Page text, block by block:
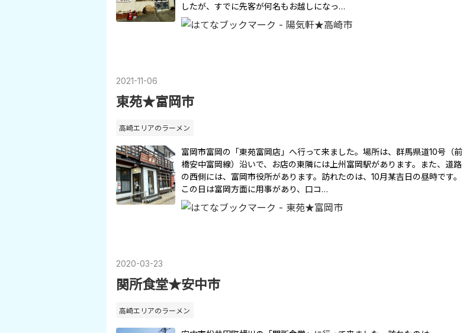
したが、すでに先客が何名もお越しになっ…
2021-11-06
東苑★富岡市
高崎エリアのラーメン
富岡市富岡の「東苑富岡店」へ行って来ました。場所は、群馬県道10号（前
橋安中富岡線）沿いで、お店の東隣には上州富岡駅があります。また、道路
の西側には、富岡市役所があります。訪れたのは、10月某吉日の昼時です。
この日は富岡方面に用事があり、口コ…
2020-03-23
関所食堂★安中市
高崎エリアのラーメン